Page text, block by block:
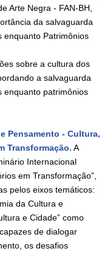
Arte Negra - FAN-BH,
da salvaguarda
enquanto Patrimônios
sobre a cultura dos
a salvaguarda
enquanto patrimônios
Pensamento - Cultura,
Transformação. A
Internacional
em Transformação”,
pelos eixos temáticos:
da Cultura e
e Cidade” como
de dialogar
os desafios